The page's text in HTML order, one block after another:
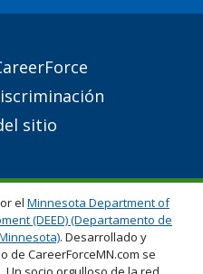
sitio
el Minnesota Department of
(DEED) (Departamento de
. Desarrollado y
de CareerForceMN.com se